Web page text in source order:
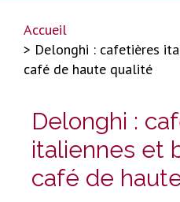
Accueil
> Delonghi : cafetières
café de haute qualité
Delonghi :
italiennes et
café de